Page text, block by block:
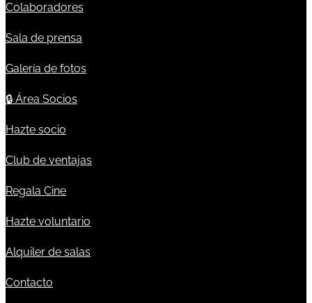
Colaboradores
Sala de prensa
Galería de fotos
🔒 Área Socios
Hazte socio
Club de ventajas
Regala Cine
Hazte voluntario
Alquiler de salas
Contacto